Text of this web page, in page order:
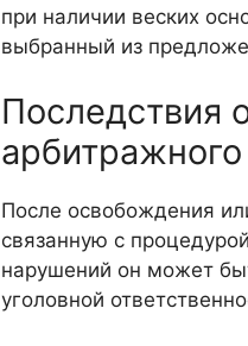
при наличии веских
выбранный из
Последствия
После освобождения
связанную с
нарушений он может
уголовной